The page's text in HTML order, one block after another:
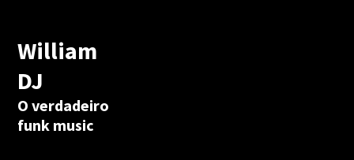
William
DJ
O verdadeiro
funk music